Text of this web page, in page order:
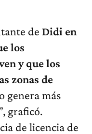
de Didi en
los
y que los
zonas de
genera más
graficó.
de licencia de